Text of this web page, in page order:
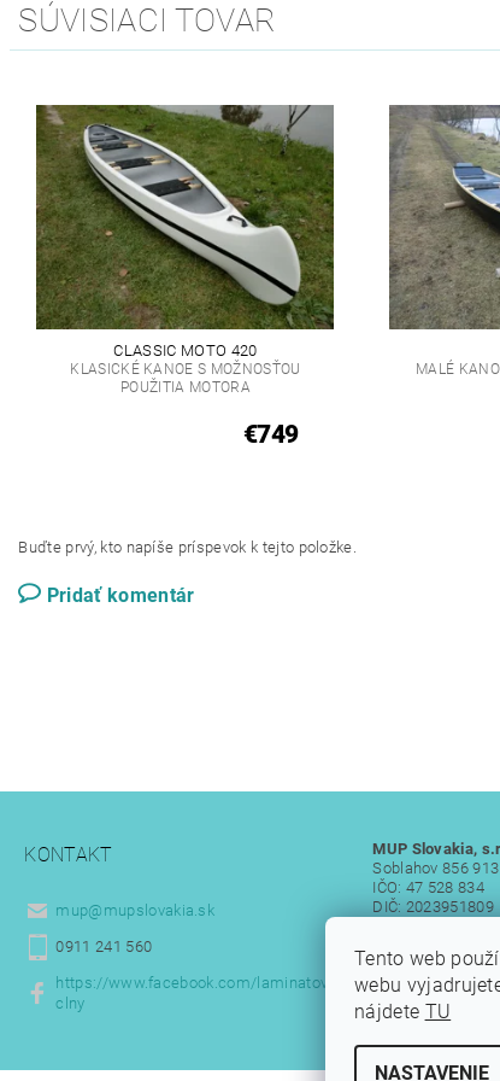
SÚVISIACI TOVAR
CLASSIC MOTO 420
KLASICKÉ KANOE S MOŽNOSŤOU
POUŽITIA MOTORA
€749
MALÉ
Buďte prvý, kto napíše príspevok k tejto položke.
Pridať komentár
KONTAKT
mup@ mupslovakia.sk
0911 241 560
https://www.facebook.com/laminatove
clny
MUP Slovakia,
Soblahov 856
IČO: 47 528 834
DIČ: 2023951809
Tento web
webu
nájdete TU
NASTAVENIE